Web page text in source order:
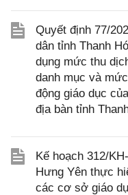
Quyết định 77/
dân tỉnh Thanh
dụng mức thu
danh mục và
động giáo dục
địa bàn tỉnh
Kế hoạch 312/
Hưng Yên thực
các cơ sở giáo